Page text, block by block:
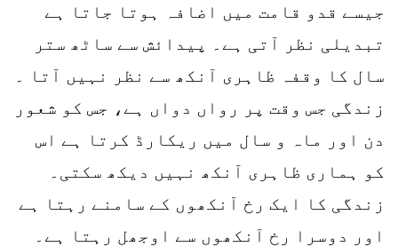
جیسے قدو قامت میں اضافہ ہوتا جاتا ہے
تبدیلی نظر آتی ہے۔ پیدائش سے ساٹھ ستر
سال کا وقفہ ظاہری آنکھ سے نظر نہیں آتا ۔
زندگی جس وقت پر رواں دواں ہے، جس کو شعور
دن اور ماہ و سال میں ریکارڈ کرتا ہے اس
کو ہماری ظاہری آنکھ نہیں دیکھ سکتی۔
زندگی کا ایک رخ آنکھوں کے سامنے رہتا ہے
اور دوسرا رخ آنکھوں سے اوجھل رہتا ہے۔